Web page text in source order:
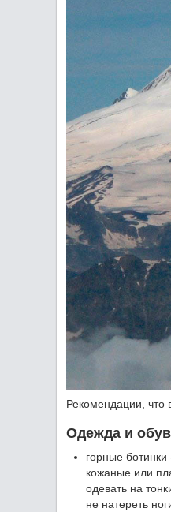
Рекомендации, что
Одежда и
горные
кожаные или
одевать на
не натереть